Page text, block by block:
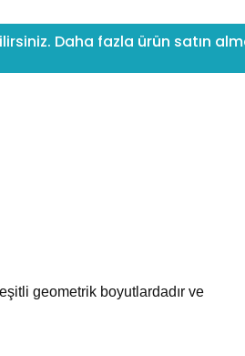
Daha fazla ürün satın
geometrik boyutlardadır ve